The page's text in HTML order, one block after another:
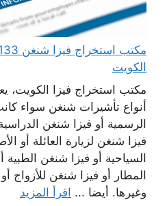
الكويت
مكتب استخراج فيزا الكويت،
أنواع تأشيرات شنغن سواء
الرسمية أو فيزا شنغن
فيزا شنغن لزيارة العائلة أو
السياحية أو فيزا شنغن الطبية
المطار أو فيزا شنغن للأزواج
وغيرها. أيضا ... اقرأ المزيد